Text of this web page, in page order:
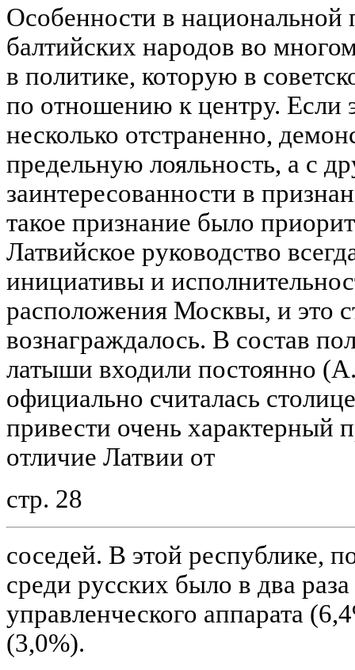
Особенности в национальной
балтийских народов во
в политике, которую в
по отношению к центру. Если
несколько отстраненно,
предельную лояльность, а с
заинтересованности в
такое признание было
Латвийское руководство
инициативы и
расположения Москвы, и это
вознаграждалось. В состав
латыши входили постоянно
официально считалась
привести очень
отличие Латвии от
стр. 28
соседей. В этой республике,
среди русских было в два
управленческого аппарата
(3,0%).